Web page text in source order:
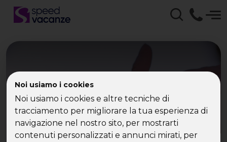
Noi usiamo i cookies
Noi usiamo i cookies e altre tecniche di
tracciamento per migliorare la tua esperienza di
navigazione nel nostro sito, per mostrarti
contenuti personalizzati e annunci mirati, per
Capodanno Single
Crociera 2007 con
Speed Vacanze